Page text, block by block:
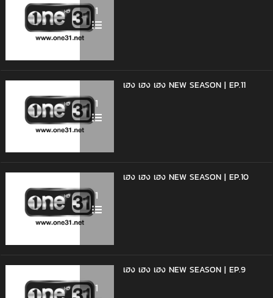
1
1
เฮง เฮง เฮง NEW SEASON | EP.11
1
เฮง เฮง เฮง NEW SEASON | EP.10
1
เฮง เฮง เฮง NEW SEASON | EP.9